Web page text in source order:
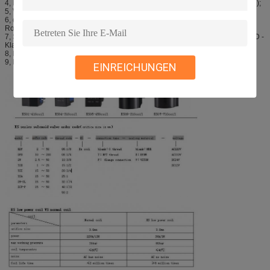
EINREICHUNGEN
4, Lochdurchmesser: 1/32 (spezifische Modelle beziehen sich die auf Tabelle);
5, Verbindungsfadendurchmesser: 1/8 NPT-Standard;
6, der elektrische Verbindungsdurchmesser: Explosionssichere
Rohrverbindung 1/2NPT;
7, Schutzklasse (UL- u. CSA-Bescheinigung): Klasse I, Div. 1, Gruppe C und D -
Klasse II, Div. 1, Gruppen E, F und G; Div. 2, Gruppen C, D, E, F und G;
8, Leben: ≥500 Millionmal, abhängig von der Anwendung und der Wartung;
9, Einheitsproduktgewicht: 0.3KG.